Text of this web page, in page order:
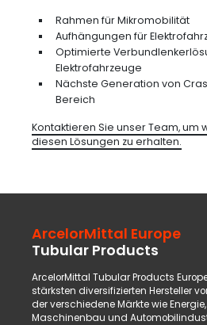
Rahmen für Mikromobilität
Aufhängungen für
Optimierte
Elektrofahrzeuge
Nächste Generation von
Bereich
Kontaktieren Sie unser Team, um
diesen Lösungen zu erhalten.
ArcelorMittal Europe
Tubular Products
ArcelorMittal Tubular Products
stärksten diversifizierten Hersteller
der verschiedene Märkte wie
Maschinenbau und